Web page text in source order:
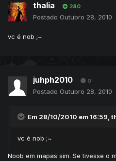
thalia 280
Postado Outubro 28, 2010
vc é nob ;~
juhph2010 0
Postado Outubro 28, 2010
Em 28/10/2010 em 16:59,
vc é nob ;~
Noob em mapas sim. Se tivesse o